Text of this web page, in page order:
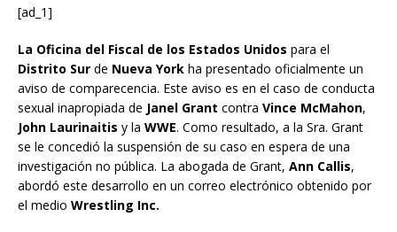
[ad_1]
La Oficina del Fiscal de los Estados Unidos para el
Distrito Sur de Nueva York ha presentado oficialmente un
aviso de comparecencia. Este aviso es en el caso de conducta
sexual inapropiada de Janel Grant contra Vince McMahon,
John Laurinaitis y la WWE. Como resultado, a la Sra. Grant
se le concedió la suspensión de su caso en espera de una
investigación no pública. La abogada de Grant, Ann Callis,
abordó este desarrollo en un correo electrónico obtenido por
el medio Wrestling Inc.